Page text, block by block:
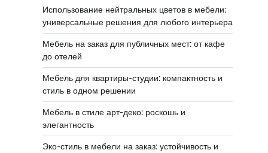
Использование нейтральных цветов в мебели:
универсальные решения для любого интерьера
Мебель на заказ для публичных мест: от кафе
до отелей
Мебель для квартиры-студии: компактность и
стиль в одном решении
Мебель в стиле арт-деко: роскошь и
элегантность
Эко-стиль в мебели на заказ: устойчивость и